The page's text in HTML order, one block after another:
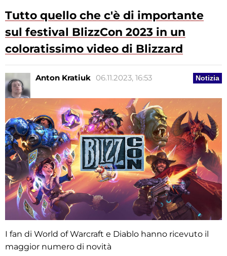
Tutto quello che c'è di importante
sul festival BlizzCon 2023 in un
coloratissimo video di Blizzard
Notizia
Anton Kratiuk 06.11.2023, 16:53
I fan di World of Warcraft e Diablo hanno ricevuto il
maggior numero di novità